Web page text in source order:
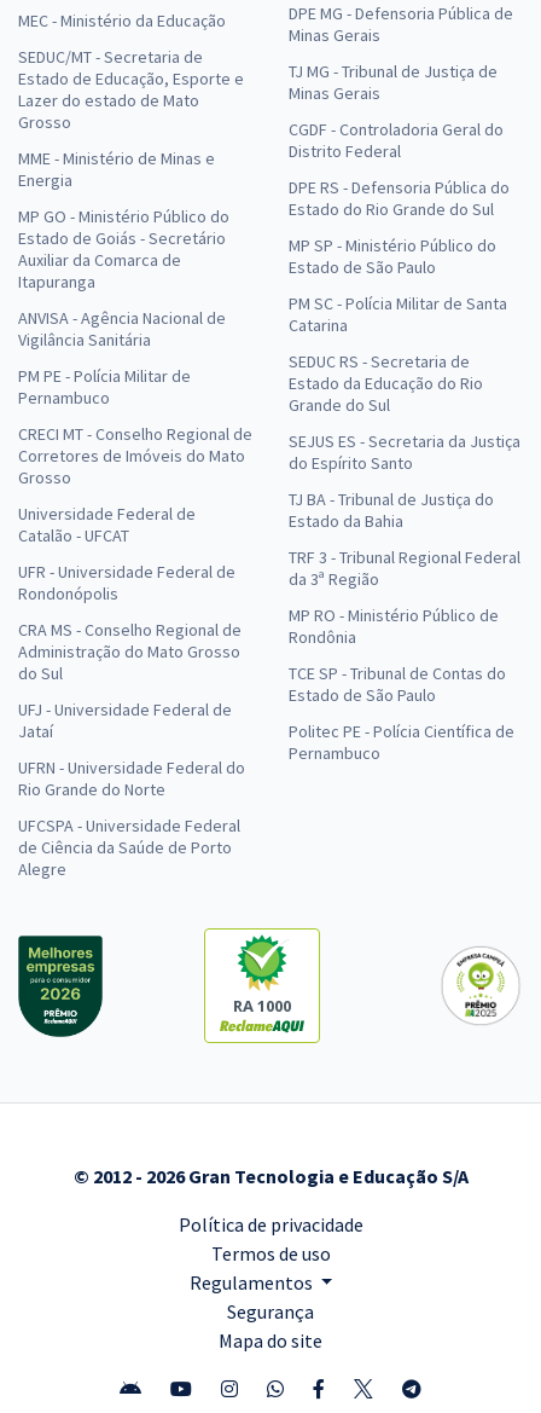
MEC - Ministério da Educação
SEDUC/MT - Secretaria de
Estado de Educação, Esporte e
Lazer do estado de Mato
Grosso
MME - Ministério de Minas e
Energia
MP GO - Ministério Público do
Estado de Goiás - Secretário
Auxiliar da Comarca de
Itapuranga
ANVISA - Agência Nacional de
Vigilância Sanitária
PM PE - Polícia Militar de
Pernambuco
CRECI MT - Conselho Regional de
Corretores de Imóveis do Mato
Grosso
Universidade Federal de
Catalão - UFCAT
UFR - Universidade Federal de
Rondonópolis
CRA MS - Conselho Regional de
Administração do Mato Grosso
do Sul
UFJ - Universidade Federal de
Jataí
UFRN - Universidade Federal do
Rio Grande do Norte
UFCSPA - Universidade Federal
de Ciência da Saúde de Porto
Alegre
DPE MG - Defensoria Pública de
Minas Gerais
TJ MG - Tribunal de Justiça de
Minas Gerais
CGDF - Controladoria Geral do
Distrito Federal
DPE RS - Defensoria Pública do
Estado do Rio Grande do Sul
MP SP - Ministério Público do
Estado de São Paulo
PM SC - Polícia Militar de Santa
Catarina
SEDUC RS - Secretaria de
Estado da Educação do Rio
Grande do Sul
SEJUS ES - Secretaria da Justiça
do Espírito Santo
TJ BA - Tribunal de Justiça do
Estado da Bahia
TRF 3 - Tribunal Regional Federal
da 3ª Região
MP RO - Ministério Público de
Rondônia
TCE SP - Tribunal de Contas do
Estado de São Paulo
Politec PE - Polícia Científica de
Pernambuco
RA 1000
© 2012 - 2026 Gran Tecnologia e Educação S/A
Política de privacidade
Termos de uso
Regulamentos
Segurança
Mapa do site